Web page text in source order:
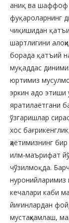
аниқ ва шаффоф
фуқароларнинг
чиқишидан
шартлигини
борада қатъий
муқаддас
юртимиз
эркин адо этиши
яратилаётгани
ўзгаришлар
хос
ҳаётимизнинг
илм-маърифат
чўзилмоқда.
кечалари каби
йиғинлардан
мустаҳкамлаш,